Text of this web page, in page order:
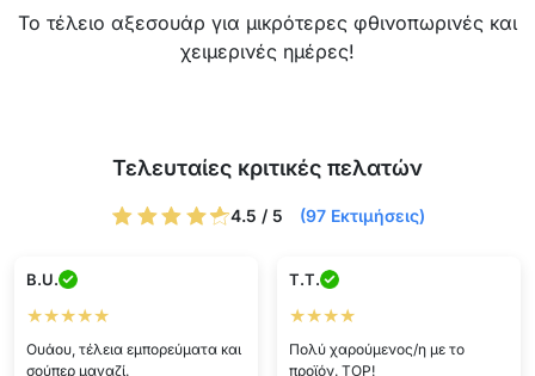
Το τέλειο αξεσουάρ για μικρότερες φθινοπωρινές και
χειμερινές ημέρες!
Τελευταίες κριτικές πελατών
4.5 / 5 (97 Εκτιμήσεις)
B.U.
★★★★★
Ουάου, τέλεια εμπορεύματα και
σούπερ μαγαζί.
T.T.
★★★★
Πολύ χαρούμενος/η με το
προϊόν. TOP!